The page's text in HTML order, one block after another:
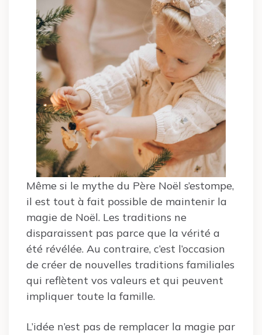
Même si le mythe du Père Noël s’estompe,
il est tout à fait possible de maintenir la
magie de Noël. Les traditions ne
disparaissent pas parce que la vérité a
été révélée. Au contraire, c’est l’occasion
de créer de nouvelles traditions familiales
qui reflètent vos valeurs et qui peuvent
impliquer toute la famille.
L’idée n’est pas de remplacer la magie par